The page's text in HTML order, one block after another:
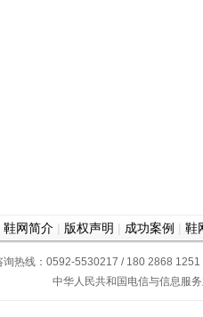
鞋网简介 | 版权声明 | 成功案例 | 鞋
询热线：0592-5530217 / 180 2868 1251
中华人民共和国电信与信息服